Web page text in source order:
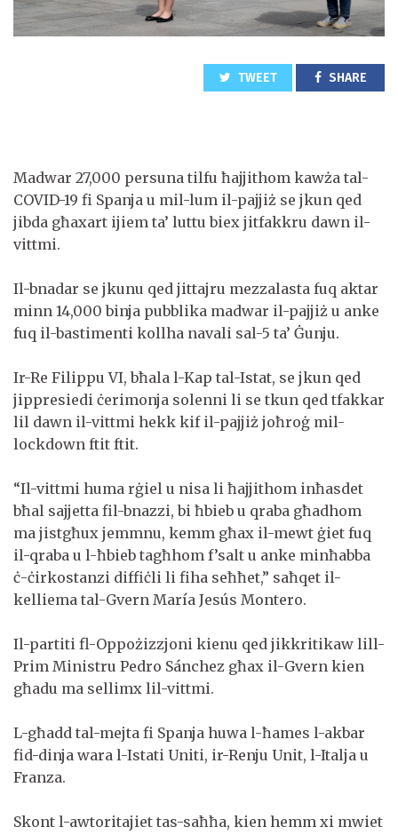
TWEET SHARE
Madwar 27,000 persuna tilfu ħajjithom kawża tal-
COVID-19 fi Spanja u mil-lum il-pajjiż se jkun qed
jibda għaxart ijiem ta’ luttu biex jitfakkru dawn il-
vittmi.
Il-bnadar se jkunu qed jittajru mezzalasta fuq aktar
minn 14,000 binja pubblika madwar il-pajjiż u anke
fuq il-bastimenti kollha navali sal-5 ta’ Ġunju.
Ir-Re Filippu VI, bħala l-Kap tal-Istat, se jkun qed
jippresiedi ċerimonja solenni li se tkun qed tfakkar
lil dawn il-vittmi hekk kif il-pajjiż joħroġ mil-
lockdown ftit ftit.
“Il-vittmi huma rġiel u nisa li ħajjithom inħasdet
bħal sajjetta fil-bnazzi, bi ħbieb u qraba għadhom
ma jistgħux jemmnu, kemm għax il-mewt ġiet fuq
il-qraba u l-ħbieb tagħhom f’salt u anke minħabba
ċ-ċirkostanzi diffiċli li fiha seħħet,” saħqet il-
kelliema tal-Gvern María Jesús Montero.
Il-partiti fl-Oppożizzjoni kienu qed jikkritikaw lill-
Prim Ministru Pedro Sánchez għax il-Gvern kien
għadu ma sellimx lil-vittmi.
L-għadd tal-mejta fi Spanja huwa l-ħames l-akbar
fid-dinja wara l-Istati Uniti, ir-Renju Unit, l-Italja u
Franza.
Skont l-awtoritajiet tas-saħħa, kien hemm xi mwiet